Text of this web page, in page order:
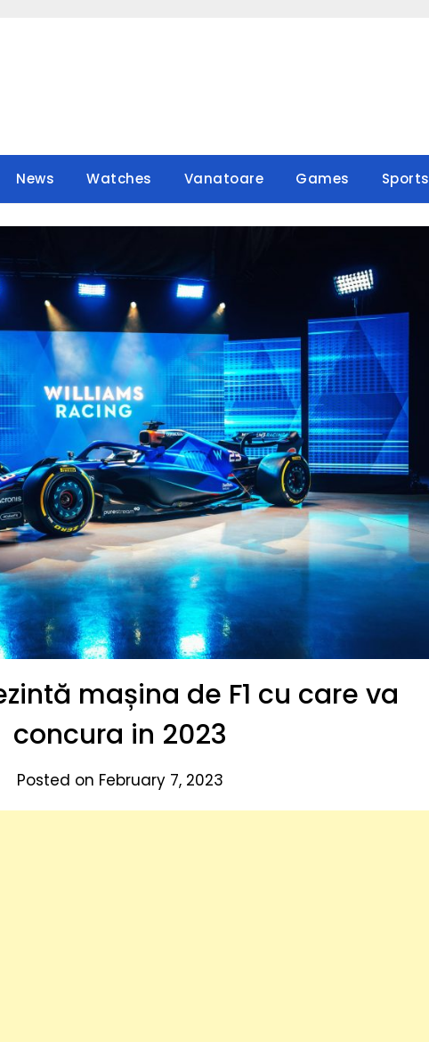
News Watches Vanatoare Games Sports
mașina de F1 cu care va
concura in 2023
Posted on February 7, 2023